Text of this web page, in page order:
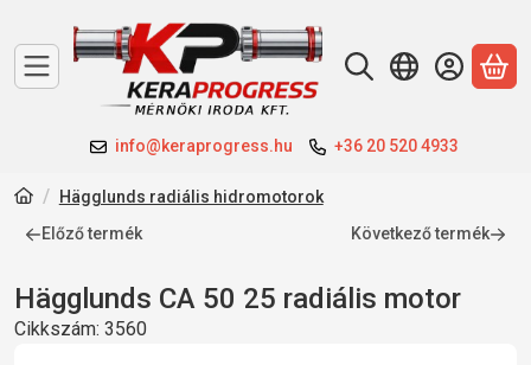
info@keraprogress.hu +36 20 520 4933
A
Hägglunds radiális hidromotorok
Előző termék
Következő termék
Hägglunds CA 50 25 radiális motor
Cikkszám: 3560